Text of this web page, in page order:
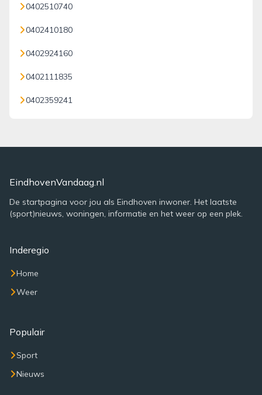
0402510740
0402410180
0402924160
0402111835
0402359241
EindhovenVandaag.nl
De startpagina voor jou als Eindhoven inwoner. Het laatste
(sport)nieuws, woningen, informatie en het weer op een plek.
Inderegio
Home
Weer
Populair
Sport
Nieuws